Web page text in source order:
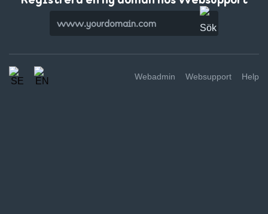
Webadmin Websupport Help